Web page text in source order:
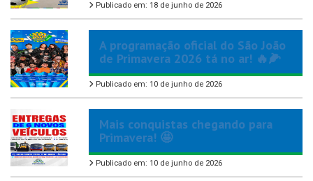
Publicado em: 18 de junho de 2026
A programação oficial do São João
de Primavera 2026 tá no ar! 🔥🌽
Publicado em: 10 de junho de 2026
Mais conquistas chegando para
Primavera! 🤩
Publicado em: 10 de junho de 2026